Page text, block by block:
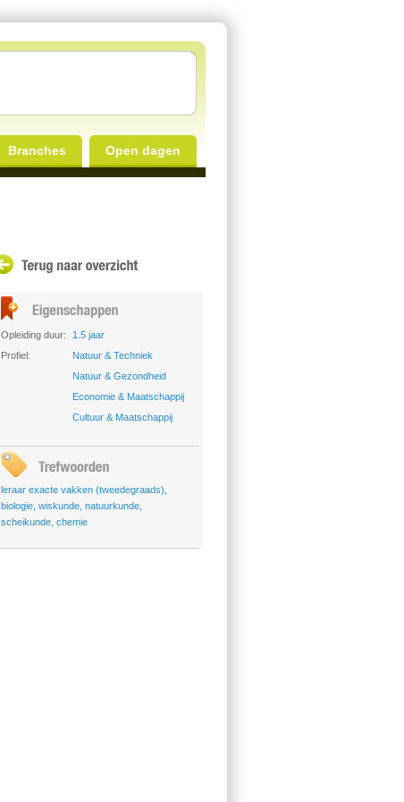
Branches Open dagen
Opleiding duur:
1.5 jaar
Profiel:
Natuur & Techniek
Natuur & Gezondheid
Economie & Maatschappij
Cultuur & Maatschappij
leraar exacte vakken (tweedegraads)
biologie wiskunde natuurkunde
scheikunde chemie